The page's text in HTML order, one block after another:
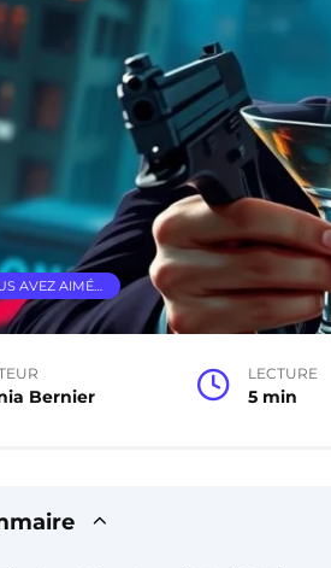
AVEZ AIMÉ…
Bernier
LECTURE
5 min